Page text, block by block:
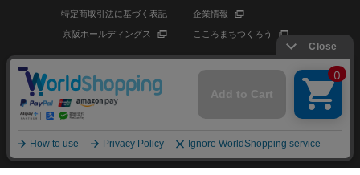
特定商取引法に基づく表記 企業情報
京阪ホールディングス こころまちつくろう